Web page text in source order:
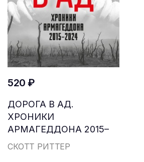
520 ₽
ДОРОГА В АД.
ХРОНИКИ
АРМАГЕДДОНА 2015–
2024
СКОТТ РИТТЕР